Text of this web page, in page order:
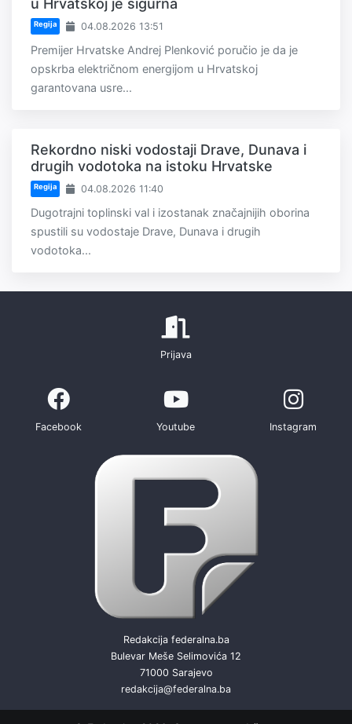
u Hrvatskoj je sigurna
Regija 04.08.2026 13:51
Premijer Hrvatske Andrej Plenković poručio je da je
opskrba električnom energijom u Hrvatskoj
garantovana usre...
Rekordno niski vodostaji Drave, Dunava i
drugih vodotoka na istoku Hrvatske
Regija 04.08.2026 11:40
Dugotrajni toplinski val i izostanak značajnijih oborina
spustili su vodostaje Drave, Dunava i drugih
vodotoka...
Prijava
Facebook Youtube Instagram
Redakcija federalna.ba
Bulevar Meše Selimovića 12
71000 Sarajevo
redakcija@federalna.ba